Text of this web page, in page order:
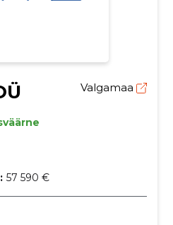
Valgamaa
57 590 €